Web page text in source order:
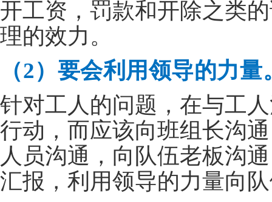
开工资，罚款和开除之类
理的效力。
（2）要会利用领导的力量
针对工人的问题，在与工
行动，而应该向班组长沟
人员沟通，向队伍老板沟
汇报，利用领导的力量向